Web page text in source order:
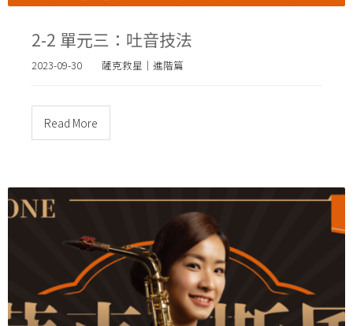
2-2 單元三：吐音技法
2023-09-30 薩克救星｜進階篇
Read More